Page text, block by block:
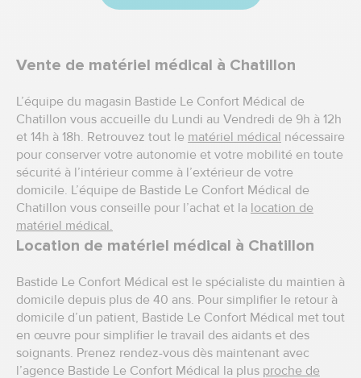
Vente de matériel médical à Chatillon
L’équipe du magasin Bastide Le Confort Médical de
Chatillon vous accueille du Lundi au Vendredi de 9h à 12h
et 14h à 18h. Retrouvez tout le matériel médical nécessaire
pour conserver votre autonomie et votre mobilité en toute
sécurité à l’intérieur comme à l’extérieur de votre
domicile. L’équipe de Bastide Le Confort Médical de
Chatillon vous conseille pour l’achat et la location de
matériel médical.
Location de matériel médical à Chatillon
Bastide Le Confort Médical est le spécialiste du maintien à
domicile depuis plus de 40 ans. Pour simplifier le retour à
domicile d’un patient, Bastide Le Confort Médical met tout
en œuvre pour simplifier le travail des aidants et des
soignants. Prenez rendez-vous dès maintenant avec
l’agence Bastide Le Confort Médical la plus proche de